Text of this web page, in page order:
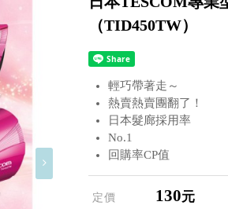
（TID450TW）
輕巧帶著走～
熱賣熱賣團翻了！
日本髮廊採用率
No.1
回購率CP值
定價 130元